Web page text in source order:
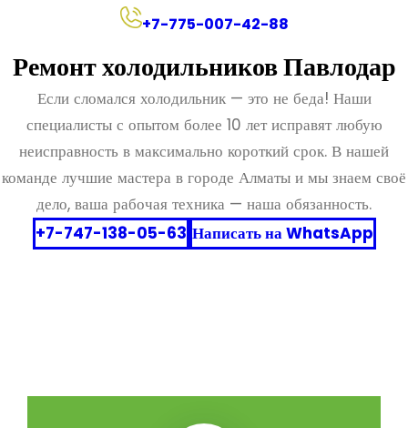
+7-775-007-42-88
Ремонт холодильников Павлодар
Если сломался холодильник — это не беда! Наши
специалисты с опытом более 10 лет исправят любую
неисправность в максимально короткий срок. В нашей
команде лучшие мастера в городе Алматы и мы знаем своё
дело, ваша рабочая техника — наша обязанность.
+7-747-138-05-63 Написать на WhatsApp